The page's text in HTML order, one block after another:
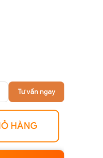
Tư vấn ngay
HÀNG